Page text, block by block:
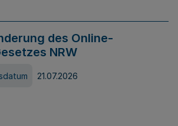
des Online-
NRW
21.07.2026